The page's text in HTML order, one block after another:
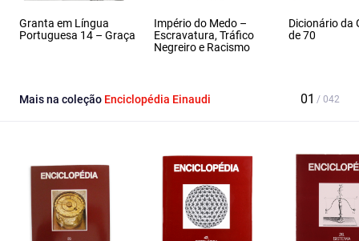
Granta em Língua
Portuguesa 14 – Graça
Império do Medo –
Escravatura, Tráfico
Negreiro e Racismo
Dicionário da
de 70
Mais na coleção Enciclopédia Einaudi